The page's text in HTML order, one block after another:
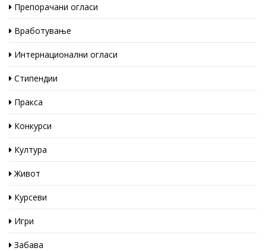
Препорачани огласи
Вработување
Интернационални огласи
Стипендии
Пракса
Конкурси
Култура
Живот
Курсеви
Игри
Забава